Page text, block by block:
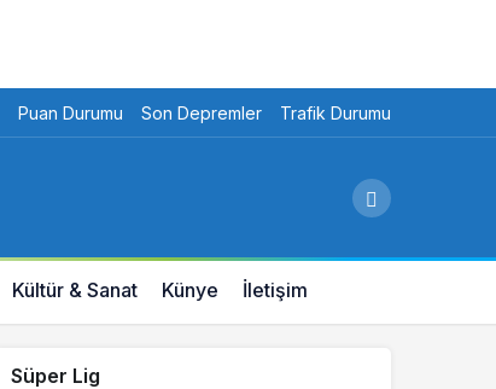
Puan Durumu Son Depremler Trafik Durumu
Kültür & Sanat Künye İletişim
Süper Lig